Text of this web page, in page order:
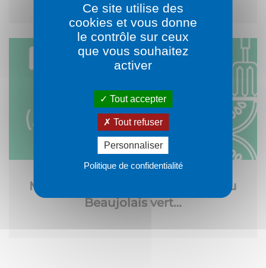
Ma colo nature, à la découverte du
Beaujolais vert…
Ce site utilise des
cookies et vous donne
le contrôle sur ceux
que vous souhaitez
activer
Tout accepter
Tout refuser
Personnaliser
Politique de confidentialité